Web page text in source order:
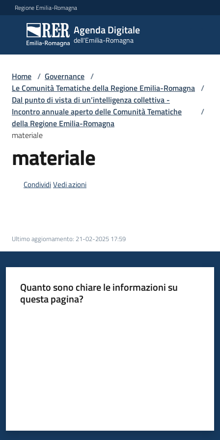
Vai al contenuto
Vai alla navigazione
Vai al footer
Regione Emilia-Romagna
Agenda Digitale
dell'Emilia-Romagna
Agenda
Digitale
dell'Emilia-
Novità
Strategia
territorio
locale
Home / Governance /
Le Comunità Tematiche della Regione Emilia-Romagna /
Dal punto di vista di un’intelligenza collettiva -
Incontro annuale aperto delle Comunità Tematiche
della Regione Emilia-Romagna
/
materiale
materiale
CondividiVedi azioni
Ultimo aggiornamento: 21-02-2025 17:59
Quanto sono chiare le informazioni su
questa pagina?